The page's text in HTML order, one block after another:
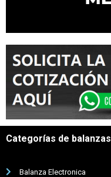
Categorías de balanzas
Balanza Electronica